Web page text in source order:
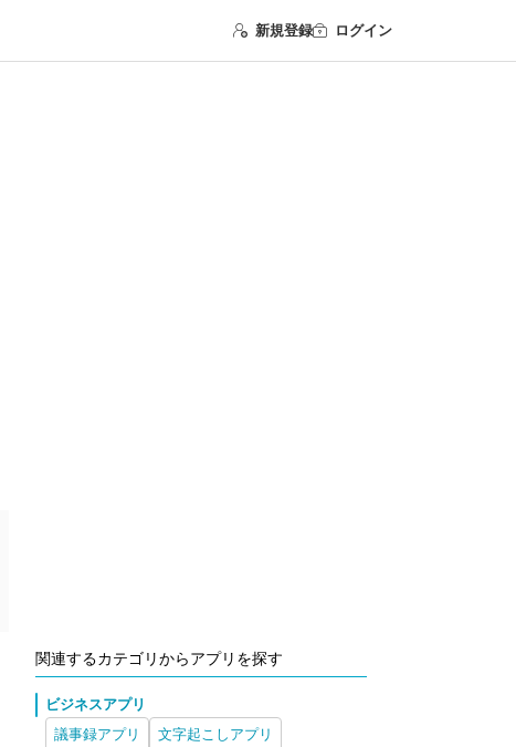
新規登録 ログイン
関連するカテゴリからアプリを探す
ビジネスアプリ
議事録アプリ
文字起こしアプリ